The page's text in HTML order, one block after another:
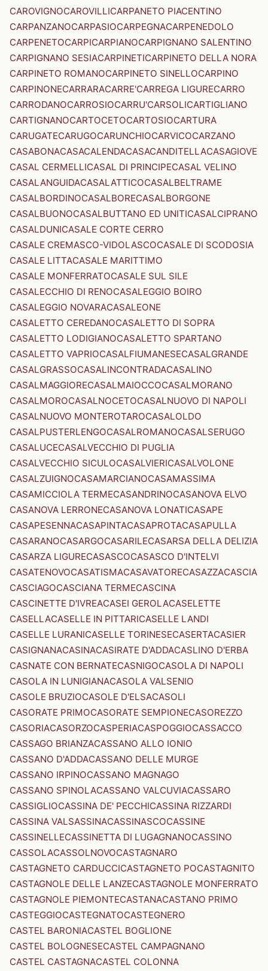
CAROVIGNOCAROVILLICARPANETO PIACENTINO
CARPANZANOCARPASIOCARPEGNACARPENEDOLO
CARPENETOCARPICARPIANOCARPIGNANO SALENTINO
CARPIGNANO SESIACARPINETICARPINETO DELLA NORA
CARPINETO ROMANOCARPINETO SINELLOCARPINO
CARPINONECARRARACARRE'CARREGA LIGURECARRO
CARRODANOCARROSIOCARRU'CARSOLICARTIGLIANO
CARTIGNANOCARTOCETOCARTOSIOCARTURA
CARUGATECARUGOCARUNCHIOCARVICOCARZANO
CASABONACASACALENDACASACANDITELLACASAGIOVE
CASAL CERMELLICASAL DI PRINCIPECASAL VELINO
CASALANGUIDACASALATTICOCASALBELTRAME
CASALBORDINOCASALBORECASALBORGONE
CASALBUONOCASALBUTTANO ED UNITICASALCIPRANO
CASALDUNICASALE CORTE CERRO
CASALE CREMASCO-VIDOLASCOCASALE DI SCODOSIA
CASALE LITTACASALE MARITTIMO
CASALE MONFERRATOCASALE SUL SILE
CASALECCHIO DI RENOCASALEGGIO BOIRO
CASALEGGIO NOVARACASALEONE
CASALETTO CEREDANOCASALETTO DI SOPRA
CASALETTO LODIGIANOCASALETTO SPARTANO
CASALETTO VAPRIOCASALFIUMANESECASALGRANDE
CASALGRASSOCASALINCONTRADACASALINO
CASALMAGGIORECASALMAIOCCOCASALMORANO
CASALMOROCASALNOCETOCASALNUOVO DI NAPOLI
CASALNUOVO MONTEROTAROCASALOLDO
CASALPUSTERLENGOCASALROMANOCASALSERUGO
CASALUCECASALVECCHIO DI PUGLIA
CASALVECCHIO SICULOCASALVIERICASALVOLONE
CASALZUIGNOCASAMARCIANOCASAMASSIMA
CASAMICCIOLA TERMECASANDRINOCASANOVA ELVO
CASANOVA LERRONECASANOVA LONATICASAPE
CASAPESENNACASAPINTACASAPROTACASAPULLA
CASARANOCASARGOCASARILECASARSA DELLA DELIZIA
CASARZA LIGURECASASCOCASASCO D'INTELVI
CASATENOVOCASATISMACASAVATORECASAZZACASCIA
CASCIAGOCASCIANA TERMECASCINA
CASCINETTE D'IVREACASEI GEROLACASELETTE
CASELLACASELLE IN PITTARICASELLE LANDI
CASELLE LURANICASELLE TORINESECASERTACASIER
CASIGNANACASINACASIRATE D'ADDACASLINO D'ERBA
CASNATE CON BERNATECASNIGOCASOLA DI NAPOLI
CASOLA IN LUNIGIANACASOLA VALSENIO
CASOLE BRUZIOCASOLE D'ELSACASOLI
CASORATE PRIMOCASORATE SEMPIONECASOREZZO
CASORIACASORZOCASPERIACASPOGGIOCASSACCO
CASSAGO BRIANZACASSANO ALLO IONIO
CASSANO D'ADDACASSANO DELLE MURGE
CASSANO IRPINOCASSANO MAGNAGO
CASSANO SPINOLACASSANO VALCUVIACASSARO
CASSIGLIOCASSINA DE' PECCHICASSINA RIZZARDI
CASSINA VALSASSINACASSINASCOCASSINE
CASSINELLECASSINETTA DI LUGAGNANOCASSINO
CASSOLACASSOLNOVOCASTAGNARO
CASTAGNETO CARDUCCICASTAGNETO POCASTAGNITO
CASTAGNOLE DELLE LANZECASTAGNOLE MONFERRATO
CASTAGNOLE PIEMONTECASTANACASTANO PRIMO
CASTEGGIOCASTEGNATOCASTEGNERO
CASTEL BARONIACASTEL BOGLIONE
CASTEL BOLOGNESECASTEL CAMPAGNANO
CASTEL CASTAGNACASTEL COLONNA